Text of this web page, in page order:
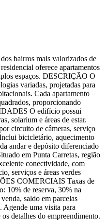
bairros mais valorizados de
oferece apartamentos
espaços. DESCRIÇÃO O
variadas, projetadas para
Cada apartamento
proporcionando
O edifício possui
solarium e áreas de estar.
circuito de câmeras, serviço
bicicletário, aquecimento
andar e depósito diferenciado
em Punta Carretas, região
conectividade, com
serviços e áreas verdes
COMERCIAIS Taxas de
10% de reserva, 30% na
saldo em parcelas
Agende uma visita para
detalhes do empreendimento.